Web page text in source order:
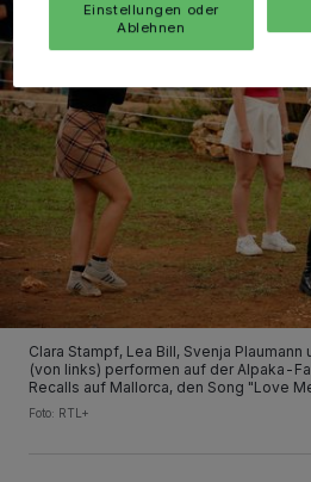
Clara Stampf, Lea Bill, Svenja
(von links) performen auf der Alpaka-
Recalls auf Mallorca, den Song "Love
Foto: RTL+
Einstellungen oder
Ablehnen